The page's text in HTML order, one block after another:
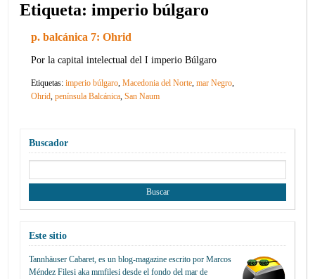
Etiqueta:imperio búlgaro
p. balcánica 7: Ohrid
Por la capital intelectual del I imperio Búlgaro
Etiquetas:imperio búlgaro,Macedonia del Norte,mar Negro,
Ohrid,península Balcánica,San Naum
Buscador
Este sitio
Tannhäuser Cabaret, es un blog-magazine escrito porMarcos
Méndez Filesi aka mmfilesi desdeel fondo del mar de